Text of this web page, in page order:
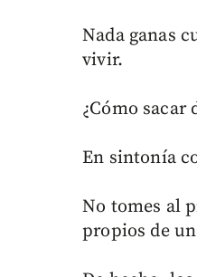
Nada ganas
vivir.
¿Cómo sacar
En sintonía
No tomes al
propios de